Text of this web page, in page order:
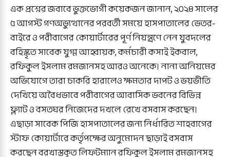
এক প্রশ্নের জবাবে ভুক্তভোগী কয়েকজন জানান, ২০২৪ সালের
৫ আগস্ট গণঅভ্যুত্থানের পরবর্তী সময়ে হাসপাতালের ভেতর-
বাইরে ও পরীবাগের কোয়ার্টারের পূর্ণ নিয়ন্ত্রণে নেন যুবদলের
বহিস্কৃত সাবেক যুগ্ম আহ্বায়ক, কর্মচারী কসাই ইকবাল,
রফিকুল ইসলাম রমজানসহ আরও অনেকে। নানা অনিয়মের
অভিযোগে তারা চাকরি হারালেও ক্ষমতার দাপট ও ভয়ভীতি
দেখিয়ে অবৈধভাবে পরীবাগের আবাসিক ভবনের বিভিন্ন
ফ্ল্যাট ও বসতঘর নিজেদের দখলে রেখে বসবাস করছেন।
এছাড়া সাবেক পিজি হাসপাতালের জন্য নির্ধারিত শাহবাগের
স্টাফ কোয়ার্টারে কর্তৃপক্ষের অনুমোদন ছাড়াই বসবাস
করছেন বরখাস্তকৃত লিফটম্যান রফিকুল ইসলাম রমজানসহ